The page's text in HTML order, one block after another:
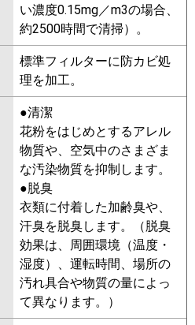
い濃度0.15mg／m3の場合、
約2500時間で清掃）。
標準フィルターに防カビ処
理を加工。
●清潔
花粉をはじめとするアレル
物質や、空気中のさまざま
な汚染物質を抑制します。
●脱臭
衣類に付着した加齢臭や、
汗臭を脱臭します。（脱臭
効果は、周囲環境（温度・
湿度）、運転時間、場所の
汚れ具合や物質の量によっ
て異なります。）